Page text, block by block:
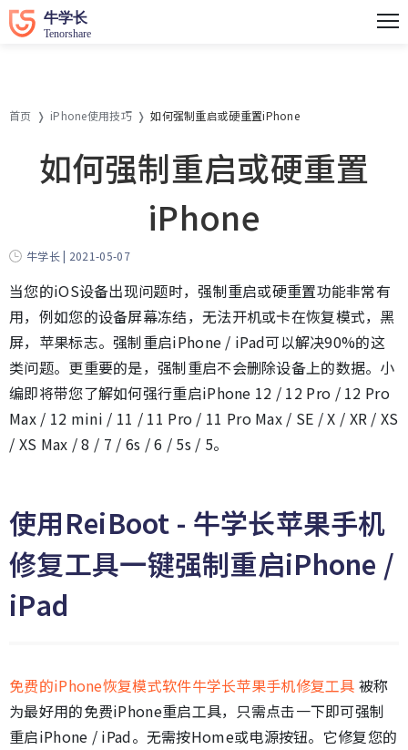
首页 iPhone使用技巧 如何强制重启或硬重置iPhone
如何强制重启或硬重置
iPhone
牛学长 | 2021-05-07
当您的iOS设备出现问题时，强制重启或硬重置功能非常有
用，例如您的设备屏幕冻结，无法开机或卡在恢复模式，黑
屏，苹果标志。强制重启iPhone / iPad可以解决90%的这
类问题。更重要的是，强制重启不会删除设备上的数据。小
编即将带您了解如何强行重启iPhone 12 / 12 Pro / 12 Pro
Max / 12 mini / 11 / 11 Pro / 11 Pro Max / SE / X / XR / XS
/ XS Max / 8 / 7 / 6s / 6 / 5s / 5。
使用ReiBoot - 牛学长苹果手机
修复工具一键强制重启iPhone /
iPad
免费的iPhone恢复模式软件牛学长苹果手机修复工具被称
为最好用的免费iPhone重启工具，只需点击一下即可强制
重启iPhone / iPad。无需按Home或电源按钮。它修复您的